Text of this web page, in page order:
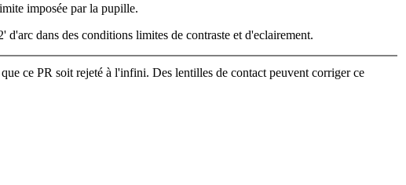
imposée par la pupille.
dans des conditions limites de contraste et d'eclairement.
ce PR soit rejeté à l'infini. Des lentilles de contact peuvent corriger ce